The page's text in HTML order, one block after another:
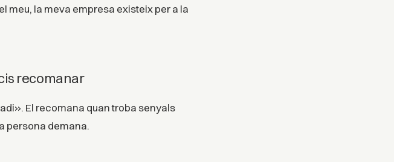
meu, la meva empresa existeix per a la
recomanar
El recomana quan troba senyals
persona demana.